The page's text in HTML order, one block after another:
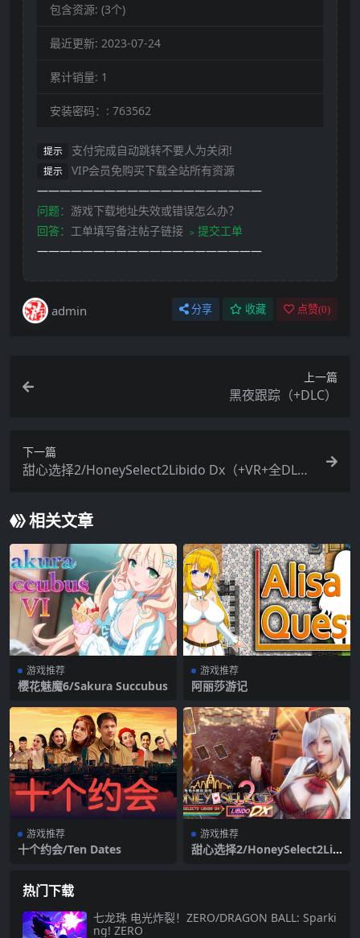
包含资源: (3个)
最近更新: 2023-07-24
累计销量: 1
安装密码：: 763562
提示 支付完成自动跳转不要人为关闭!
提示
VIP会员免购买下载全站所有资源
————————————————————
问题： 游戏下载地址失效或错误怎么办？
回答： 工单填写备注帖子链接 ﹥提交工单
————————————————————
admin 分享 收藏 点赞(0)
上一篇
黑夜跟踪（+DLC）
下一篇
甜心选择2/HoneySelect2Libido Dx（+VR+全DL
相关文章
游戏推荐
樱花魅魔6/Sakura Succubus
游戏推荐
阿丽莎游记
游戏推荐
十个约会/Ten Dates
游戏推荐
甜心选择2/HoneySelect2Lib
热门下载
七龙珠 电光炸裂！ZERO/DRAGON BALL: Sparki
ng! ZERO